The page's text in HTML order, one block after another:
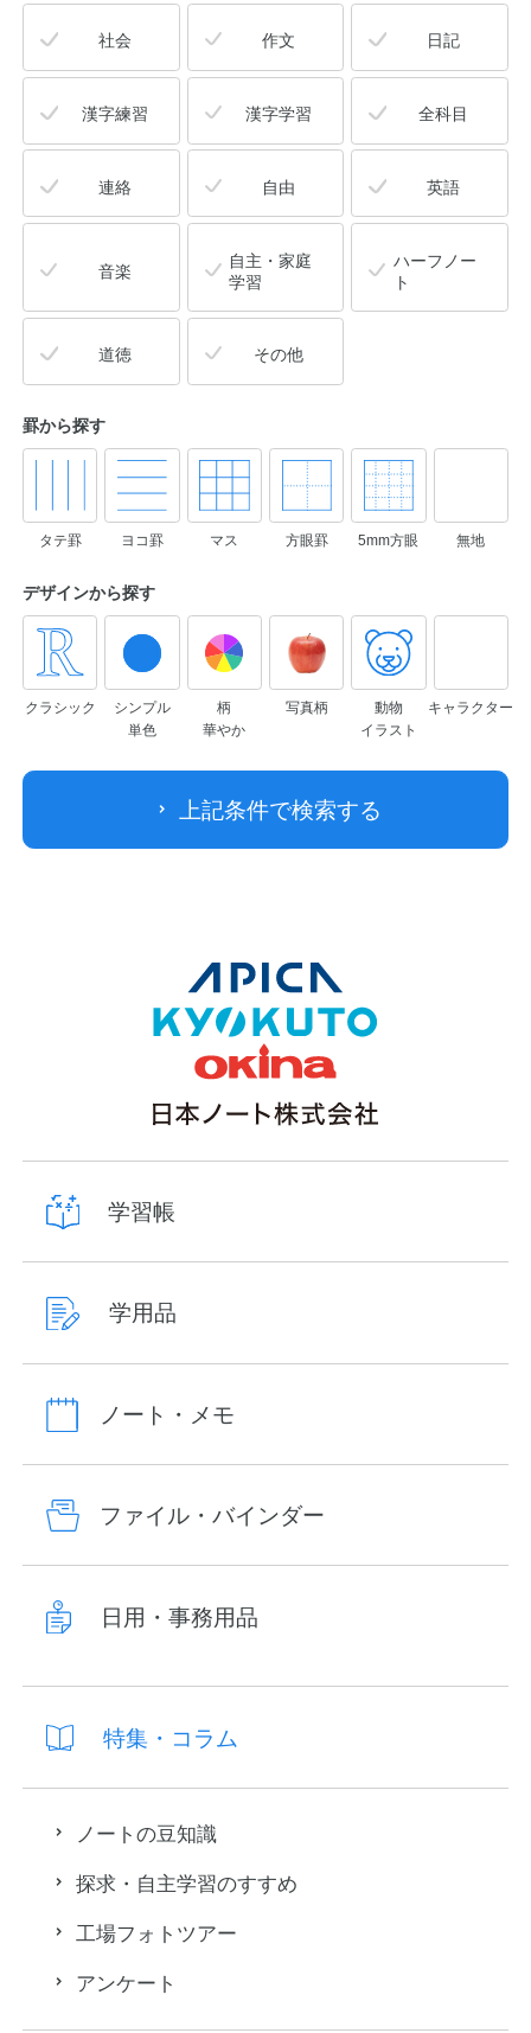
社会 作文 日記
漢字練習 漢字学習 全科目
連絡 自由 英語
音楽
自主・家庭
学習
ハーフノー
ト
道徳 その他
罫から探す
タテ罫 ヨコ罫 マス 方眼罫 5mm方眼 無地
デザインから探す
クラシック
シンプル
単色
柄
華やか
写真柄
動物
イラスト
キャラクター
上記条件で検索する
学習帳
学用品
ノート・メモ
ファイル・バインダー
日用・事務用品
特集・コラム
ノートの豆知識
探求・自主学習のすすめ
工場フォトツアー
アンケート